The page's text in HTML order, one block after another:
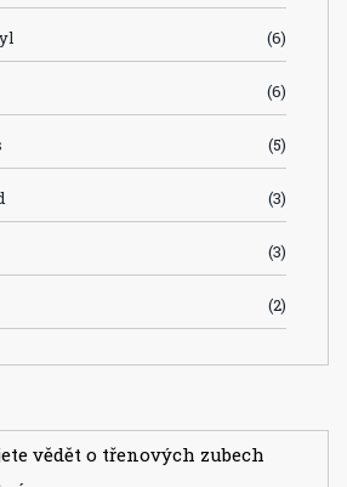
(6)
(6)
(5)
(3)
(3)
(2)
vědět o třenových zubech